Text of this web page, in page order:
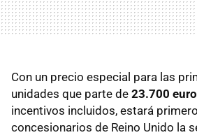
Con un precio especial para las
unidades que parte de 23.700
incentivos incluidos, estará
concesionarios de Reino Unido la